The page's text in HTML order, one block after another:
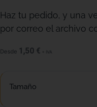
Haz tu pedido, y una
por correo el archivo
Desde 1,50 € + IVA
Tamaño